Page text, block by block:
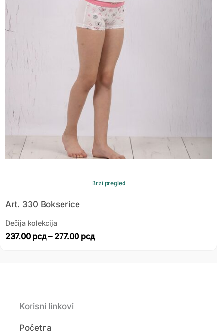
Brzi pregled
Art. 330 Bokserice
Dečija kolekcija
237.00 рсд – 277.00 рсд
Korisni linkovi
Početna